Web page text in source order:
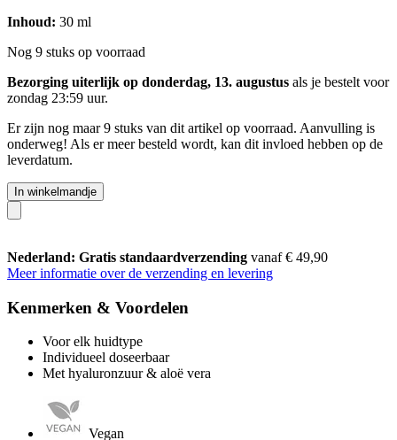
Inhoud: 30 ml
Nog 9 stuks op voorraad
Bezorging uiterlijk op donderdag, 13. augustus als je bestelt voor
zondag 23:59 uur.
Er zijn nog maar 9 stuks van dit artikel op voorraad. Aanvulling is
onderweg! Als er meer besteld wordt, kan dit invloed hebben op de
leverdatum.
In winkelmandje
Nederland: Gratis standaardverzending vanaf € 49,90
Meer informatie over de verzending en levering
Kenmerken & Voordelen
Voor elk huidtype
Individueel doseerbaar
Met hyaluronzuur & aloë vera
Vegan